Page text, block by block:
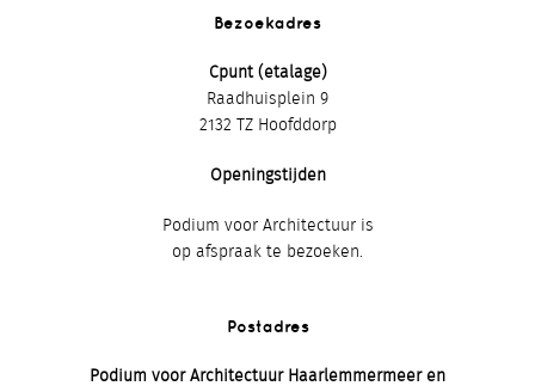
Bezoekadres
Cpunt (etalage)
Raadhuisplein 9
2132 TZ Hoofddorp
Openingstijden
Podium voor Architectuur is
op afspraak te bezoeken.
Postadres
Podium voor Architectuur Haarlemmermeer en